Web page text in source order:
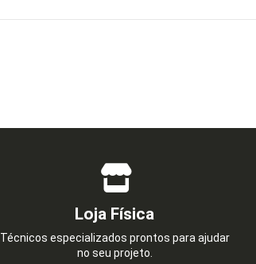
Loja Física
Técnicos especializados prontos para ajudar
no seu projeto.